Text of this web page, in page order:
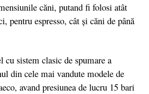
căni, putand fi folosi atât
pentru espresso, cât și căni de până
sistem clasic de spumare a
din cele mai vandute modele de
avand presiunea de lucru 15 bari